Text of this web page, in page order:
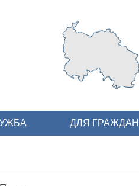
ДЛЯ ГРАЖДАН